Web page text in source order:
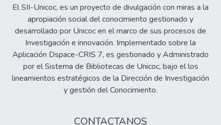
El SII-Unicoc, es un proyecto de divulgación con miras a la
apropiación social del conocimiento gestionado y
desarrollado por Unicoc en el marco de sus procesos de
Investigación e innovación. Implementado sobre la
Aplicación Dspace-CRIS 7, es gestionado y Administrado
por el Sistema de Bibliotecas de Unicoc, bajo el los
lineamientos estratégicos de la Dirección de Investigación
y gestión del Conocimiento.
CONTACTANOS